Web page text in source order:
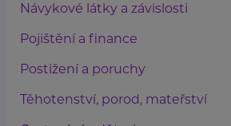
Návykové látky a závislosti
Pojištění a finance
Postižení a poruchy
Těhotenství, porod, mateřství